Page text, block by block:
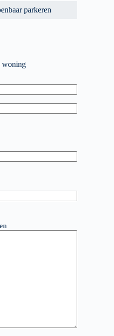
parkeren
woning